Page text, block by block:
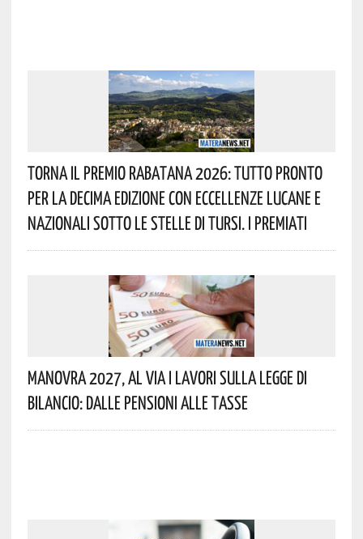
Torna Il Premio Rabatana 2026: Tutto Pronto
Per La Decima Edizione Con Eccellenze Lucane E
Nazionali Sotto Le Stelle Di Tursi. I Premiati
Manovra 2027, Al Via I Lavori Sulla Legge Di
Bilancio: Dalle Pensioni Alle Tasse